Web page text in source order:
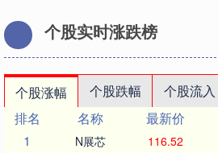
个股实时涨跌榜
个股涨幅 个股跌幅 个股流入
排名
名称 最新价
1
N展芯 116.52